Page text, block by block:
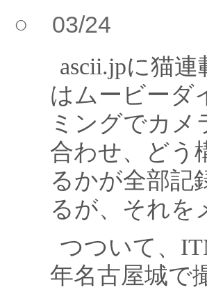
○ 03/24
ascii.jpに猫連
はムービーダ
ミングでカメ
合わせ、どう
るかが全部記
るが、それを
つついて、
年名古屋城で